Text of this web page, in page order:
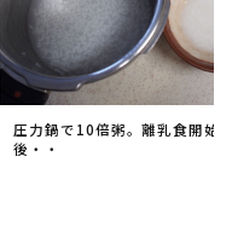
圧力鍋で10倍粥。離乳食開始
後・・